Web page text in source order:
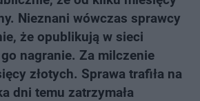
Nieznani wówczas sprawcy
że opublikują w sieci
nagranie. Za milczenie
złotych. Sprawa trafiła na
dni temu zatrzymała